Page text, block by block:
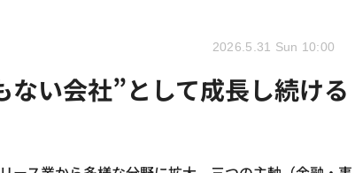
い会社”として成長し続ける
2026.5.31 Sun 10:00